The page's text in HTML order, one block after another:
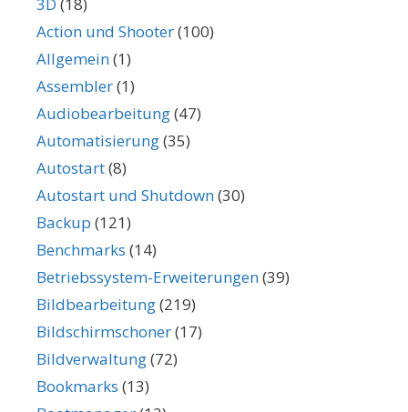
Action und Shooter(100)
Allgemein(1)
Assembler(1)
Audiobearbeitung(47)
Automatisierung(35)
Autostart(8)
Autostart und Shutdown(30)
Backup (121)
Benchmarks (14)
Betriebssystem-Erweiterungen(39)
Bildbearbeitung(219)
Bildschirmschoner(17)
Bildverwaltung(72)
Bookmarks (13)